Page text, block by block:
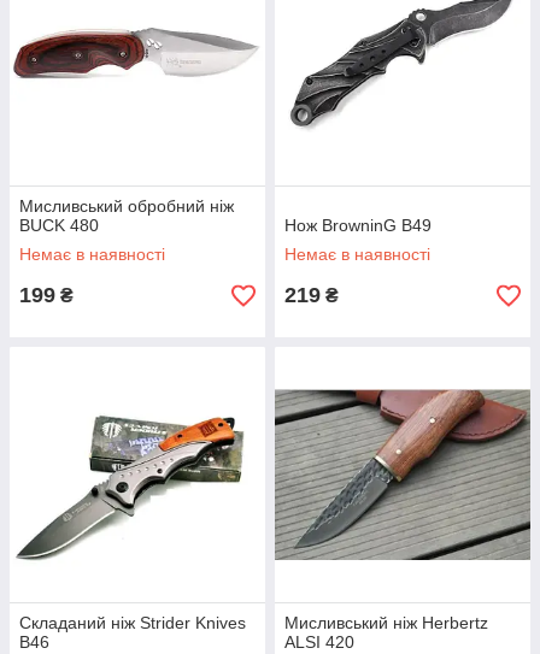
Мисливський обробний ніж
BUCK 480
Немає в наявності
199 ₴
Нож BrowninG B49
Немає в наявності
219 ₴
Складаний ніж Strider Knives
B46
Мисливський ніж Herbertz
ALSI 420